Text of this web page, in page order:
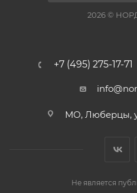
2026 ©
+7 (495) 275-17-71
МО, Люберцы,
Не является